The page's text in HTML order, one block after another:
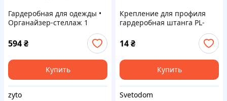
Гардеробная для одежды •
Органайзер-стеллаж 1
594₴
Купить
zyto
Крепление для профиля
гардеробная штанга PL-
14₴
Купить
Svetodom